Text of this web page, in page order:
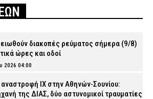
διακοπές ρεύματος σήμερα (9/8)
ώρες και οδοί
2026 04:00
ΙΧ στην Αθηνών-Σουνίου:
της ΔΙΑΣ, δύο αστυνομικοί τραυματίες